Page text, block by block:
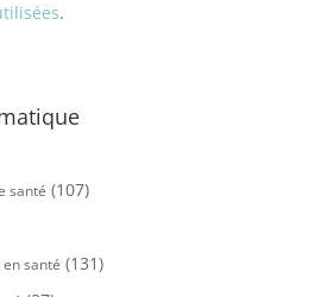
.
santé (107)
santé (131)